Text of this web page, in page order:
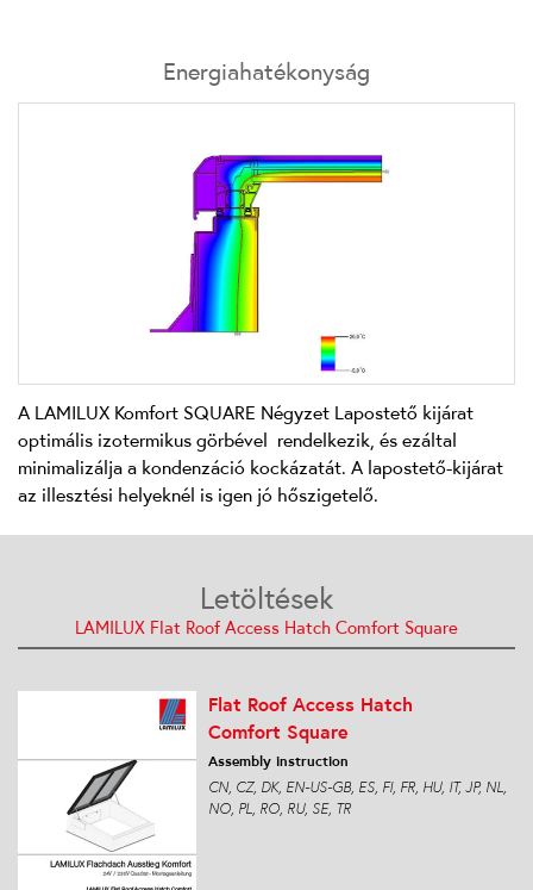
Energiahatékonyság
A LAMILUX Komfort SQUARE Négyzet Lapostető kijárat
optimális izotermikus görbével rendelkezik, és ezáltal
minimalizálja a kondenzáció kockázatát. A lapostető-kijárat
az illesztési helyeknél is igen jó hőszigetelő.
Letöltések
LAMILUX Flat Roof Access Hatch Comfort Square
Flat Roof Access Hatch
Comfort Square
Assembly instruction
CN, CZ, DK, EN-US-GB, ES, FI, FR, HU, IT, JP, NL,
NO, PL, RO, RU, SE, TR